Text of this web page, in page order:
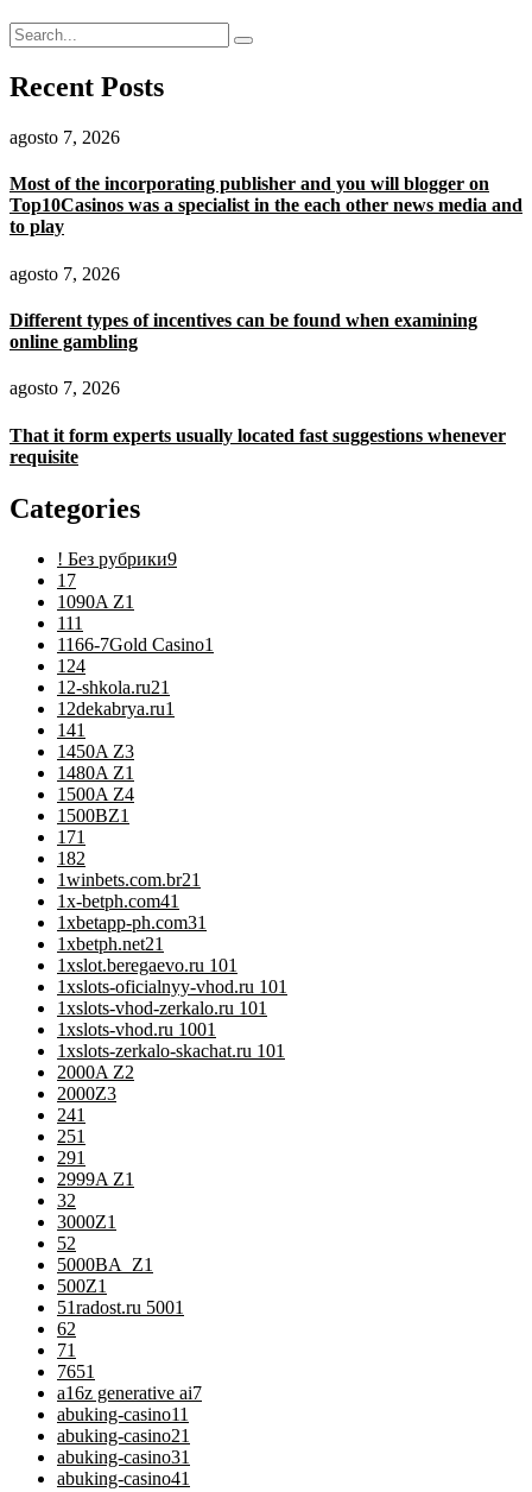
Recent Posts
agosto 7, 2026
Most of the incorporating publisher and you will blogger on
Top10Casinos was a specialist in the each other news media and
to play
agosto 7, 2026
Different types of incentives can be found when examining
online gambling
agosto 7, 2026
That it form experts usually located fast suggestions whenever
requisite
Categories
! Без рубрики9
1 7
1090A Z1
111
1166-7Gold Casino1
124
12-shkola.ru21
12dekabrya.ru1
141
1450A Z3
1480A Z1
1500A Z4
1500BZ1
171
182
1winbets.com.br21
1x-betph.com41
1xbetapp-ph.com31
1xbetph.net21
1xslot.beregaevo.ru 101
1xslots-oficialnyy-vhod.ru 101
1xslots-vhod-zerkalo.ru 101
1xslots-vhod.ru 1001
1xslots-zerkalo-skachat.ru 101
2000A Z2
2000Z3
241
251
291
2999A Z1
32
3000Z1
52
5000BA_Z1
500Z1
51radost.ru 5001
62
71
7651
a16z generative ai7
abuking-casino11
abuking-casino21
abuking-casino31
abuking-casino41